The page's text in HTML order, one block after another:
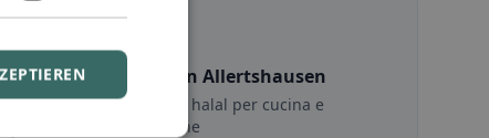
in Allertshausen
Opzioni halal per cucina e
posizione